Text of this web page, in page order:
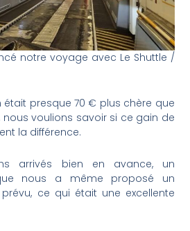
notre voyage avec Le Shuttle /
presque 70 € plus chère que
nous voulions savoir si ce gain de
la différence.
arrivés bien en avance, un
nous a même proposé un
ce qui était une excellente